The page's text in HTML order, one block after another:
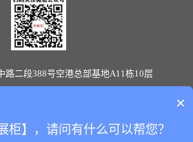
路二段388号空港总部基地A11栋10层
克里克展览展示有限公司All Rights
×
柜】，请问有什么可以帮您？